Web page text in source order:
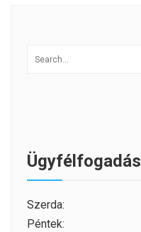
Ügyfélfogadás
Szerda:
Péntek: